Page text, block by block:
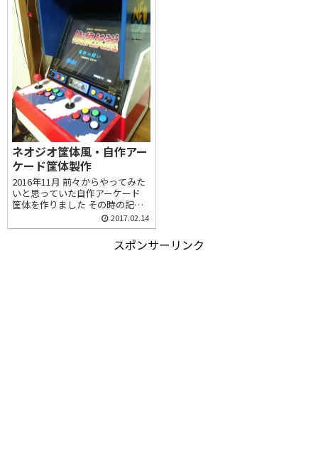
ネオジオ筐体風・自作アー
ケード筐体製作
2016年11月 前々からやってみた
いと思っていた自作アーケード
筐体を作りました その時の記録
2017.02.14
スポンサーリンク